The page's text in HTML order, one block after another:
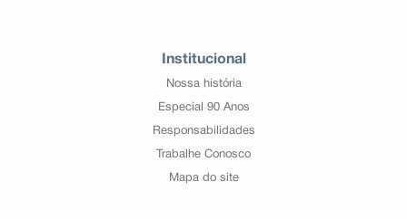
Institucional
Nossa história
Especial 90 Anos
Responsabilidades
Trabalhe Conosco
Mapa do site